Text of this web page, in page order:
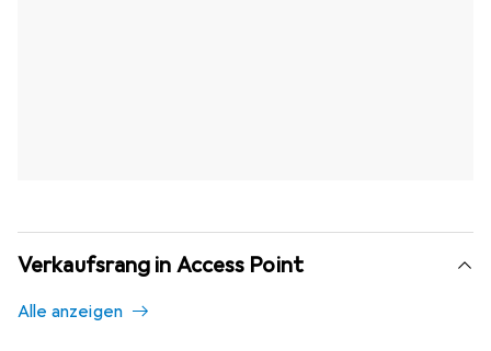
Verkaufsrang in Access Point
Alle anzeigen